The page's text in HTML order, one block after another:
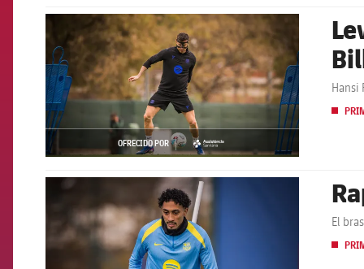
FCB Barcelona badge
OFRECIDO POR
asistencia
Hansi
FCB Barcelona badge
El